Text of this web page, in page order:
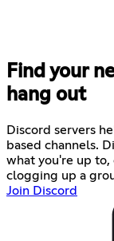
Find your
hang out
Discord servers
based channels.
what you're up
clogging up a
Join Discord